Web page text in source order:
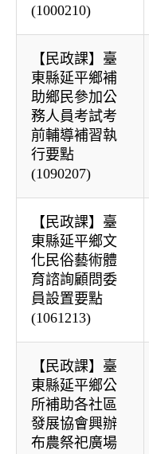
(1000210)
【民政課】臺
東縣延平鄉補
助鄉民參加公
務人員考試考
前輔導補習執
行要點
(1090207)
【民政課】臺
東縣延平鄉文
化民俗藝術體
育諮詢顧問委
員設置要點
(1061213)
【民政課】臺
東縣延平鄉公
所補助各社區
發展協會興辦
布農祭祀廣場